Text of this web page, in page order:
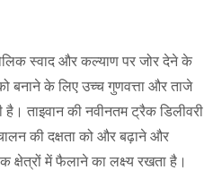
स्वाद और कल्याण पर जोर देने के
बनाने के लिए उच्च गुणवत्ता और ताजे
है। ताइवान की नवीनतम ट्रैक डिलीवरी
की दक्षता को और बढ़ाने और
क्षेत्रों में फैलाने का लक्ष्य रखता है।